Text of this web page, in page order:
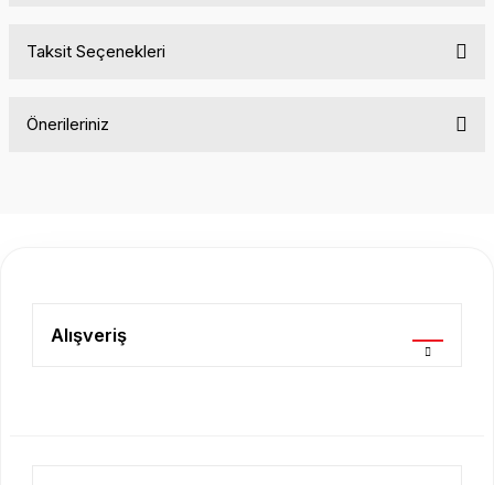
Taksit Seçenekleri
Önerileriniz
Ürün açıklamasında eksik bilgiler bulunuyor.
Alışveriş